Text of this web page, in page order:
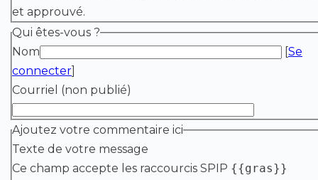
et approuvé.
Qui êtes-vous ?
Nom
[Se
connecter]
Courriel (non publié)
Ajoutez votre commentaire ici
Texte de votre message
Ce champ accepte les raccourcis SPIP {{gras}}